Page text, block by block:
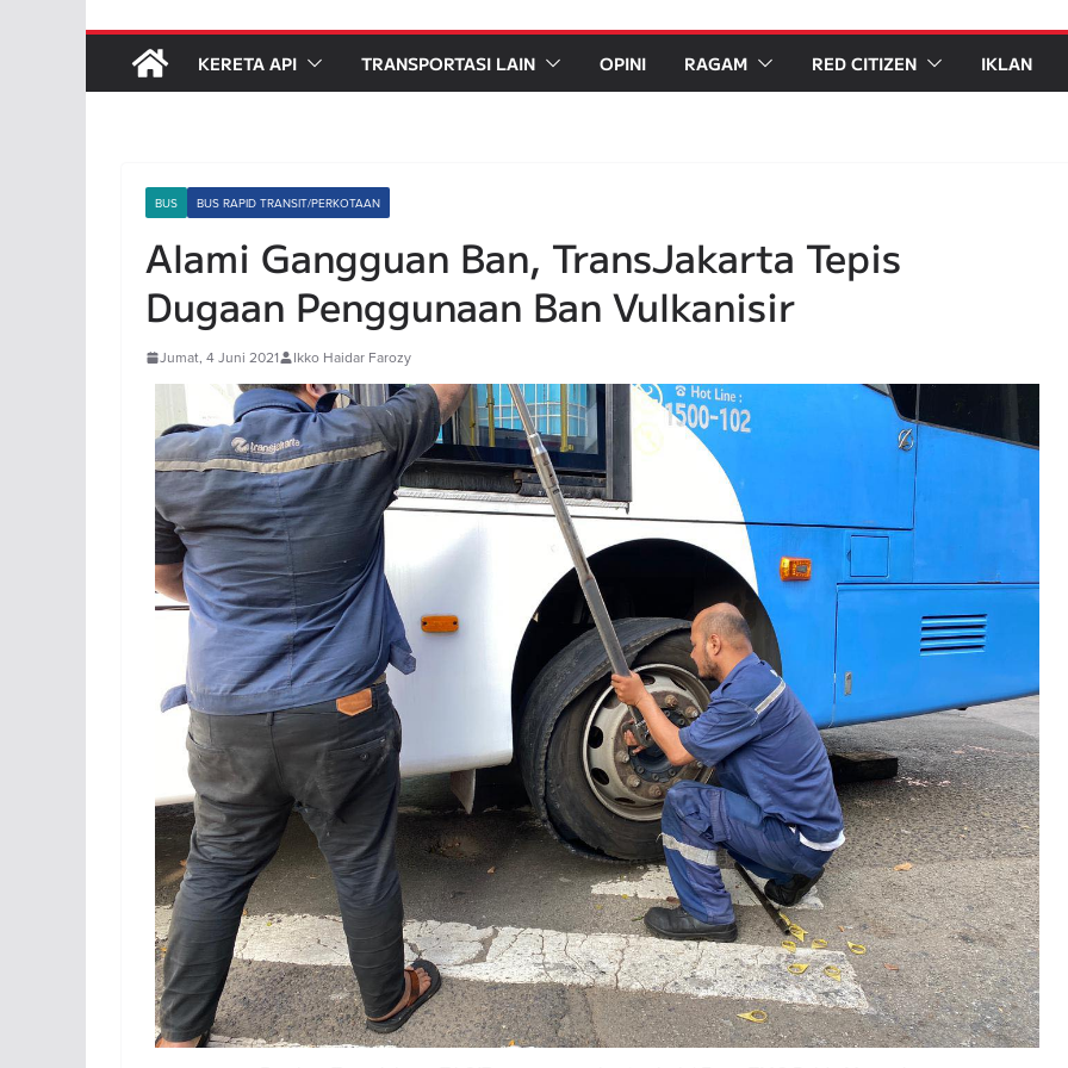
KERETA API TRANSPORTASI LAIN OPINI RAGAM RED CITIZEN IKLAN
BUS BUS RAPID TRANSIT/PERKOTAAN
Alami Gangguan Ban, TransJakarta Tepis
Dugaan Penggunaan Ban Vulkanisir
Jumat, 4 Juni 2021 Ikko Haidar Farozy